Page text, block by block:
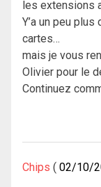
les extensions
Y’a un peu
cartes…
mais je vous
Olivier pour le
Continuez
Chips 02/10/